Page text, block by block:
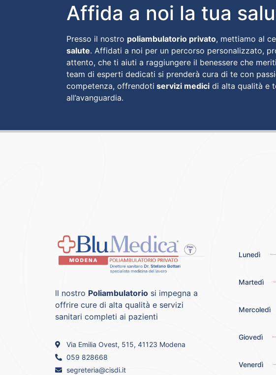
Affida a noi la tua
Presso il nostro poliambulatorio privato, mettiamo al
salute. Affidati a noi per un percorso personalizzato,
attento, che ti aiuti a raggiungere il benessere che
team di esperti dedicati si prenderà cura di te con
competenza, offrendoti servizi medici di alta qualità e
all’avanguardia.
ll nostro Poliambulatorio si impegna a
offrire cure di alta qualità e servizi
sanitari completi ai pazienti
Via Emilia Ovest, 515, 41123 Modena
059 828668
segreteria@cisdi.it
Lunedì
Martedì
Mercoledì
Giovedì
Venerdì